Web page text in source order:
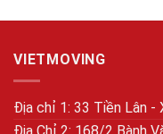
VIETMOVING
Địa chỉ 1: 33 Tiền Lân -